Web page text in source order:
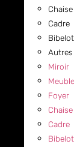
Chaise
Cadre
Bibelot
Autres
Miroir
Meuble
Foyer
Chaise
Cadre
Bibelot